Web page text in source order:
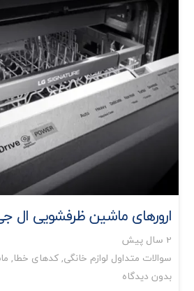
ارورهای ماشین ظرفشویی ال
2 سال پیش
سوالات متداول لوازم خانگی,کدهای خطا,
بدون دیدگاه